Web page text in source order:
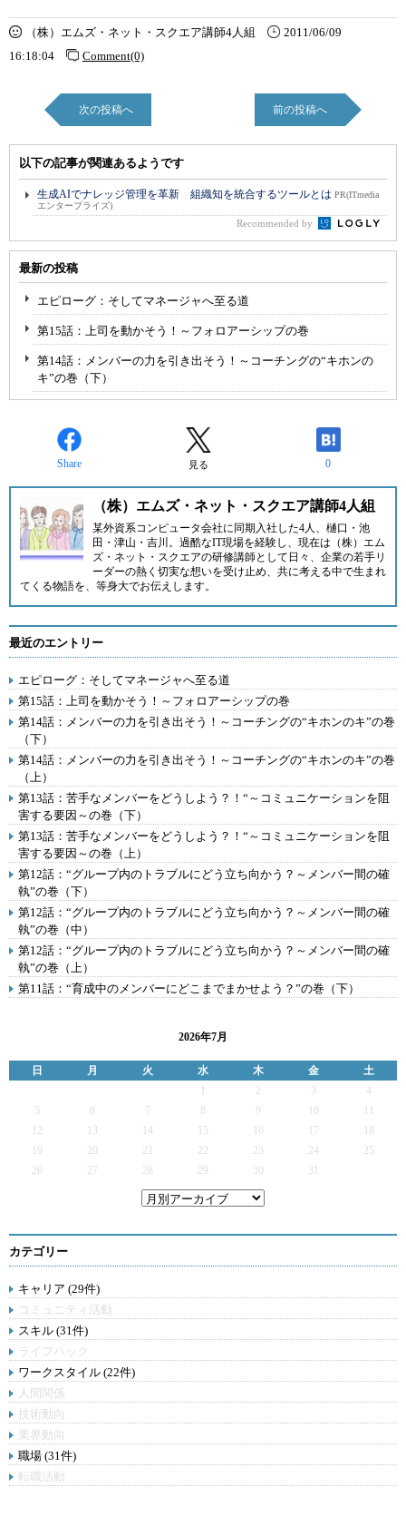
（株）エムズ・ネット・スクエア講師4人組
2011/06/09
16:18:04
Comment(0)
次の投稿へ 前の投稿へ
以下の記事が関連あるようです
生成AIでナレッジ管理を革新 組織知を統合するツールとは PR(ITmedia
エンタープライズ)
Recommended by
最新の投稿
エピローグ：そしてマネージャへ至る道
第15話：上司を動かそう！～フォロアーシップの巻
第14話：メンバーの力を引き出そう！～コーチングの“キホンの
キ”の巻（下）
Share 見る 0
（株）エムズ・ネット・スクエア講師4人組
某外資系コンピュータ会社に同期入社した4人、樋口・池
田・津山・吉川。過酷なIT現場を経験し、現在は （株）エム
ズ・ネット・スクエアの研修講師として日々、企業の若手リ
ーダーの熱く切実な想いを受け止め、共に考える中で生まれ
てくる物語を、等身大でお伝えします。
最近のエントリー
エピローグ：そしてマネージャへ至る道
第15話：上司を動かそう！～フォロアーシップの巻
第14話：メンバーの力を引き出そう！～コーチングの“キホンのキ”の巻
（下）
第14話：メンバーの力を引き出そう！～コーチングの“キホンのキ”の巻
（上）
第13話：苦手なメンバーをどうしよう？！“～コミュニケーションを阻
害する要因～の巻（下）
第13話：苦手なメンバーをどうしよう？！“～コミュニケーションを阻
害する要因～の巻（上）
第12話：“グループ内のトラブルにどう立ち向かう？～メンバー間の確
執”の巻（下）
第12話：“グループ内のトラブルにどう立ち向かう？～メンバー間の確
執”の巻（中）
第12話：“グループ内のトラブルにどう立ち向かう？～メンバー間の確
執”の巻（上）
第11話：“育成中のメンバーにどこまでまかせよう？”の巻（下）
2026年7月
日 月 火 水 木 金
土
2 3
4
5
6 7 9
12
13 14 15 16 17
19
20 21 22 23 24
25
26
27 28 29 30 31
カテゴリー
キャリア (29件)
コミュニティ活動
スキル (31件)
ライフハック
ワークスタイル (22件)
人間関係
技術動向
業界動向
職場 (31件)
転職活動